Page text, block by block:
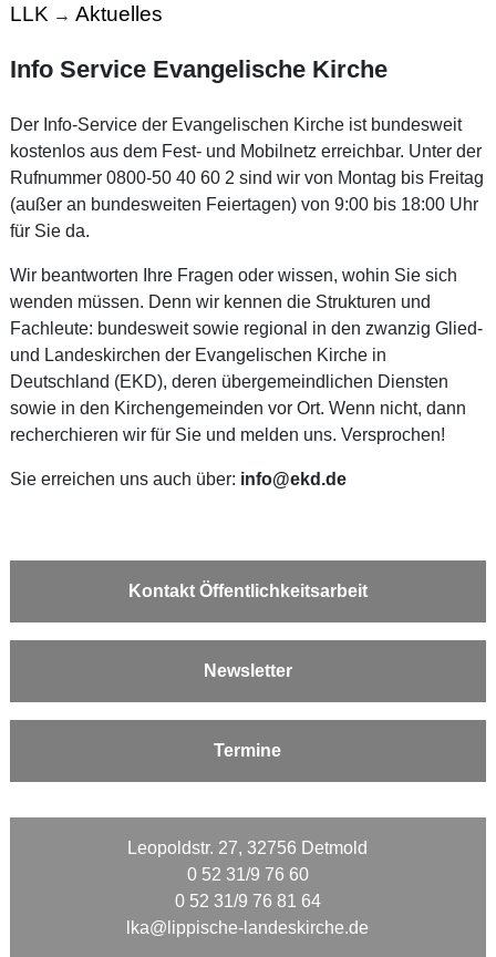
LLK → Aktuelles
Info Service Evangelische Kirche
Der Info-Service der Evangelischen Kirche ist bundesweit
kostenlos aus dem Fest- und Mobilnetz erreichbar. Unter der
Rufnummer 0800-50 40 60 2 sind wir von Montag bis Freitag
(außer an bundesweiten Feiertagen) von 9:00 bis 18:00 Uhr
für Sie da.
Wir beantworten Ihre Fragen oder wissen, wohin Sie sich
wenden müssen. Denn wir kennen die Strukturen und
Fachleute: bundesweit sowie regional in den zwanzig Glied-
und Landeskirchen der Evangelischen Kirche in
Deutschland (EKD), deren übergemeindlichen Diensten
sowie in den Kirchengemeinden vor Ort. Wenn nicht, dann
recherchieren wir für Sie und melden uns. Versprochen!
Sie erreichen uns auch über: info@ekd.de
Kontakt Öffentlichkeitsarbeit
Newsletter
Termine
Leopoldstr. 27, 32756 Detmold
0 52 31/9 76 60
0 52 31/9 76 81 64
lka@lippische-landeskirche.de